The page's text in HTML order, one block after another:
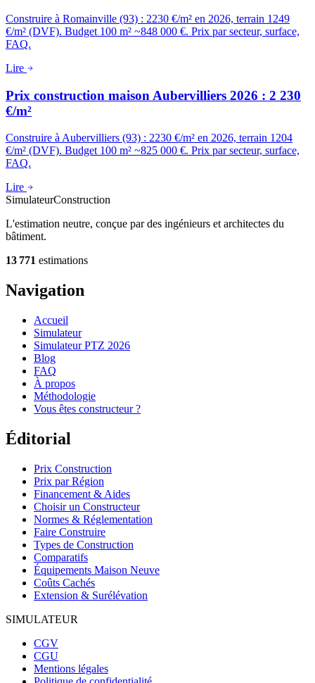
Construire à Romainville (93) : 2230 €/m² en 2026, terrain 1249
€/m² (DVF). Budget 100 m² ~848 000 €. Prix par secteur, surface,
FAQ.
Lire
Prix construction maison Aubervilliers 2026 : 2 230
€/m²
Construire à Aubervilliers (93) : 2230 €/m² en 2026, terrain 1204
€/m² (DVF). Budget 100 m² ~825 000 €. Prix par secteur, surface,
FAQ.
Lire
SimulateurConstruction
L'estimation neutre, conçue par des ingénieurs et architectes du
bâtiment.
13 771 estimations
Navigation
Accueil
Simulateur
Simulateur PTZ 2026
Blog
FAQ
À propos
Méthodologie
Vous êtes constructeur ?
Éditorial
Prix Construction
Prix par Région
Financement & Aides
Choisir un Constructeur
Normes & Réglementation
Faire Construire
Types de Construction
Comparatifs
Équipements Maison Neuve
Coûts Cachés
Extension & Surélévation
SIMULATEUR
CGV
CGU
Mentions légales